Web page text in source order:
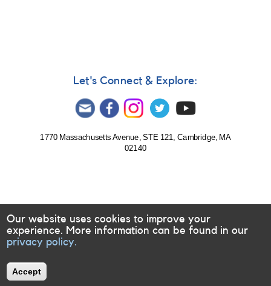
Let's Connect & Explore:
1770 Massachusetts Avenue, STE 121, Cambridge, MA
02140
Our website uses cookies to improve your
experience. More information can be found in our
privacy policy.
Accept